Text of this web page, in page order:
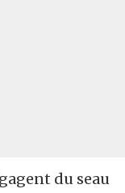
du seau